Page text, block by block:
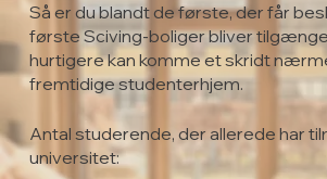
Så er du blandt de første, der får
første Sciving-boliger bliver
hurtigere kan komme et skridt
fremtidige studenterhjem.
Antal studerende, der allerede har
universitet: